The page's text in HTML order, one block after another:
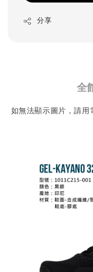
分享
全
如無法顯示圖片，請用